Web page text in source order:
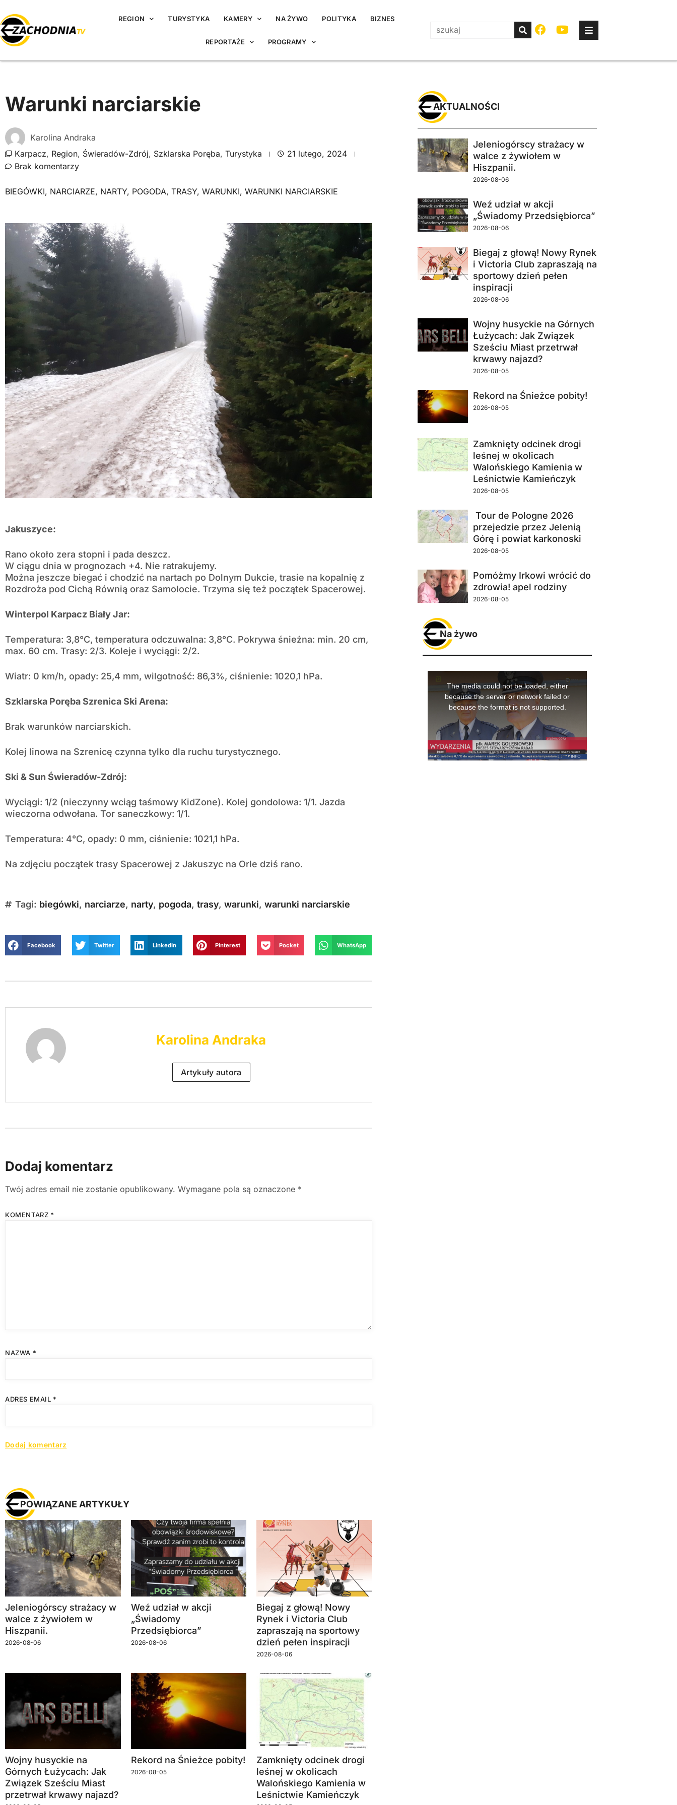
REGION TURYSTYKA KAMERY NA ŻYWO POLITYKA BIZNES
REPORTAŻE PROGRAMY
Warunki narciarskie
Karolina Andraka
Karpacz, Region, Świeradów-Zdrój, Szklarska Poręba, Turystyka
21 lutego, 2024
Brak komentarzy
BIEGÓWKI, NARCIARZE, NARTY, POGODA, TRASY, WARUNKI, WARUNKI NARCIARSKIE
Jakuszyce:
Rano około zera stopni i pada deszcz.
W ciągu dnia w prognozach +4. Nie ratrakujemy.
Można jeszcze biegać i chodzić na nartach po Dolnym Dukcie, trasie na kopalnię z
Rozdroża pod Cichą Równią oraz Samolocie. Trzyma się też początek Spacerowej.
Winterpol Karpacz Biały Jar:
Temperatura: 3,8°C, temperatura odczuwalna: 3,8°C. Pokrywa śnieżna: min. 20 cm,
max. 60 cm. Trasy: 2/3. Koleje i wyciągi: 2/2.
Wiatr: 0 km/h, opady: 25,4 mm, wilgotność: 86,3%, ciśnienie: 1020,1 hPa.
Szklarska Poręba Szrenica Ski Arena:
Brak warunków narciarskich.
Kolej linowa na Szrenicę czynna tylko dla ruchu turystycznego.
Ski & Sun Świeradów-Zdrój:
Wyciągi: 1/2 (nieczynny wciąg taśmowy KidZone). Kolej gondolowa: 1/1. Jazda
wieczorna odwołana. Tor saneczkowy: 1/1.
Temperatura: 4°C, opady: 0 mm, ciśnienie: 1021,1 hPa.
Na zdjęciu początek trasy Spacerowej z Jakuszyc na Orle dziś rano.
Tagi: biegówki, narciarze, narty, pogoda, trasy, warunki, warunki narciarskie
Facebook Twitter LinkedIn Pinterest Pocket WhatsApp
Karolina Andraka
Artykuły autora
Dodaj komentarz
Twój adres email nie zostanie opublikowany. Wymagane pola są oznaczone *
KOMENTARZ *
NAZWA *
ADRES EMAIL *
POWIĄZANE ARTYKUŁY
Jeleniogórscy strażacy w
walce z żywiołem w
Hiszpanii.
2026-08-06
Weź udział w akcji
„Świadomy
Przedsiębiorca”
2026-08-06
Biegaj z głową! Nowy
Rynek i Victoria Club
zapraszają na sportowy
dzień pełen inspiracji
2026-08-06
Wojny husyckie na
Górnych Łużycach: Jak
Związek Sześciu Miast
przetrwał krwawy najazd?
Rekord na Śnieżce pobity!
2026-08-05
Zamknięty odcinek drogi
leśnej w okolicach
Walońskiego Kamienia w
Leśnictwie Kamieńczyk
Jeleniogórscy strażacy w
walce z żywiołem w
Hiszpanii.
2026-08-06
Weź udział w akcji
„Świadomy Przedsiębiorca”
2026-08-06
Biegaj z głową! Nowy Rynek
i Victoria Club zapraszają na
sportowy dzień pełen
inspiracji
2026-08-06
Wojny husyckie na Górnych
Łużycach: Jak Związek
Sześciu Miast przetrwał
krwawy najazd?
2026-08-05
Rekord na Śnieżce pobity!
2026-08-05
Zamknięty odcinek drogi
leśnej w okolicach
Walońskiego Kamienia w
Leśnictwie Kamieńczyk
2026-08-05
Tour de Pologne 2026
przejedzie przez Jelenią
Górę i powiat karkonoski
2026-08-05
Pomóżmy Irkowi wrócić do
zdrowia! apel rodziny
2026-08-05
AKTUALNOŚCI
Na żywo